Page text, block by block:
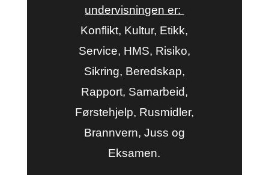
undervisningen er:
Konflikt, Kultur, Etikk,
Service, HMS, Risiko,
Sikring, Beredskap,
Rapport, Samarbeid,
Førstehjelp, Rusmidler,
Brannvern, Juss og
Eksamen.